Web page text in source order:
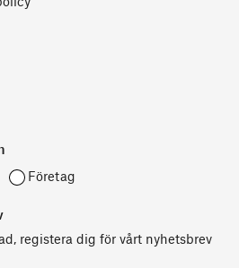
Företag
registera dig för vårt nyhetsbrev